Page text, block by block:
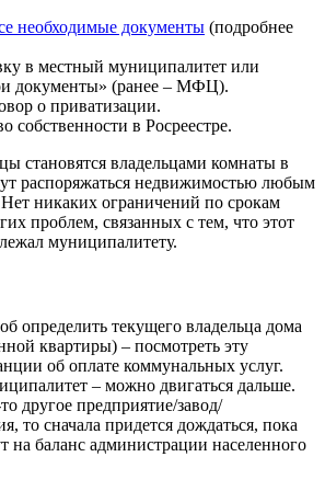
необходимые документы (подробнее
в местный муниципалитет или
документы» (ранее – МФЦ).
о приватизации.
собственности в Росреестре.
становятся владельцами комнаты в
распоряжаться недвижимостью любым
никаких ограничений по срокам
проблем, связанных с тем, что этот
муниципалитету.
определить текущего владельца дома
квартиры) – посмотреть эту
об оплате коммунальных услуг.
– можно двигаться дальше.
другое предприятие/завод/
то сначала придется дождаться, пока
на баланс администрации населенного